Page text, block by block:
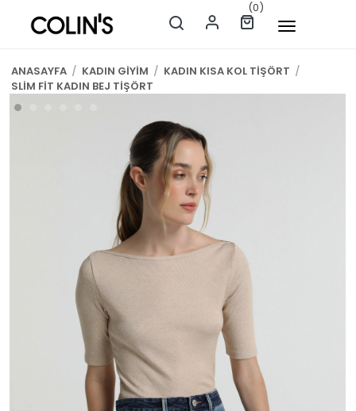
(0)
ANASAYFA / KADIN GİYİM / KADIN KISA KOL TİŞÖRT /
SLİM FİT KADIN BEJ TİŞÖRT